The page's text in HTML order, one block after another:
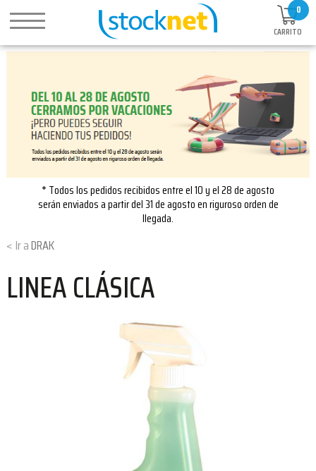
0
CARRITO
* Todos los pedidos recibidos entre el 10 y el 28 de agosto
serán enviados a partir del 31 de agosto en riguroso orden de
llegada.
DRAK
LINEA CLÁSICA